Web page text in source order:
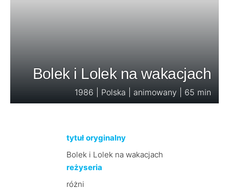
Bolek i Lolek na wakacjach
1986 | Polska | animowany | 65 min
tytuł oryginalny
Bolek i Lolek na wakacjach
reżyseria
różni